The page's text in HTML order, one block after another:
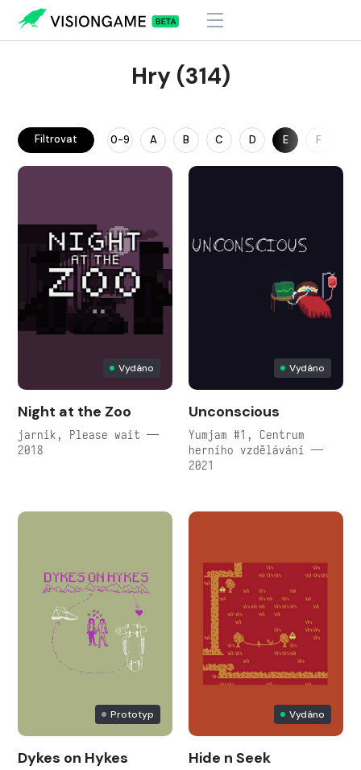
Hry (314)
Filtrovat 0-9 A B C D E F
Vydáno
Night at the Zoo
jarnik, Please wait —
2018
Vydáno
Unconscious
Yumjam #1, Centrum
herního vzdělávání —
2021
Prototyp
Dykes on Hykes
Vydáno
Hide n Seek